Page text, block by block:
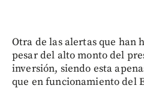
Otra de las alertas que han
pesar del alto monto del
inversión, siendo esta
que en funcionamiento del